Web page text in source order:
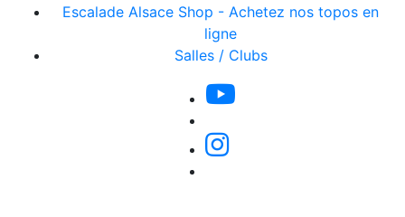
Escalade Alsace Shop - Achetez nos topos en
ligne
Salles / Clubs